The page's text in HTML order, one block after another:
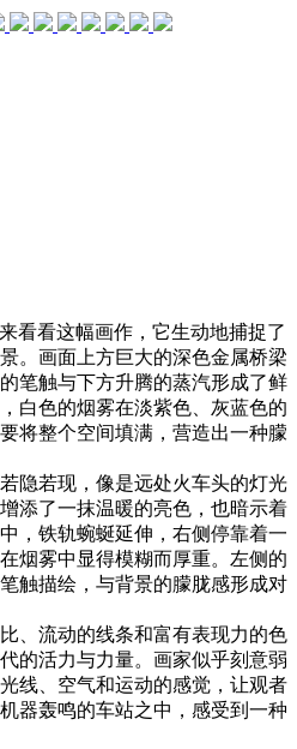
看看这幅画作，它生动地捕捉了
。画面上方巨大的深色金属桥梁
笔触与下方升腾的蒸汽形成了鲜
白色的烟雾在淡紫色、灰蓝色的
将整个空间填满，营造出一种朦
隐若现，像是远处火车头的灯光
添了一抹温暖的亮色，也暗示着
，铁轨蜿蜒延伸，右侧停靠着一
烟雾中显得模糊而厚重。左侧的
触描绘，与背景的朦胧感形成对
、流动的线条和富有表现力的色
的活力与力量。画家似乎刻意弱
线、空气和运动的感觉，让观者
器轰鸣的车站之中，感受到一种